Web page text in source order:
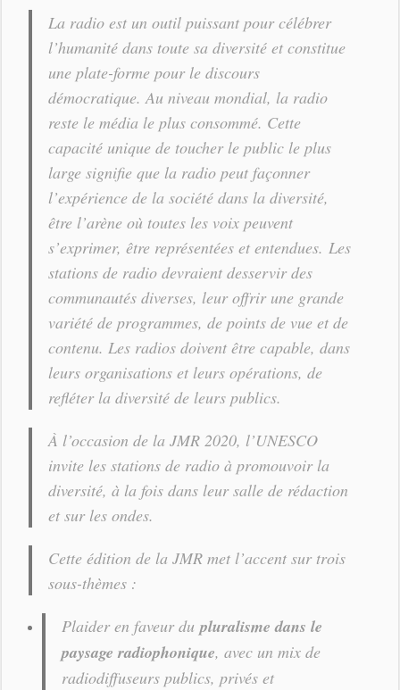
La radio est un outil puissant pour célébrer
l’humanité dans toute sa diversité et constitue
une plate-forme pour le discours
démocratique. Au niveau mondial, la radio
reste le média le plus consommé. Cette
capacité unique de toucher le public le plus
large signifie que la radio peut façonner
l’expérience de la société dans la diversité,
être l’arène où toutes les voix peuvent
s’exprimer, être représentées et entendues. Les
stations de radio devraient desservir des
communautés diverses, leur offrir une grande
variété de programmes, de points de vue et de
contenu. Les radios doivent être capable, dans
leurs organisations et leurs opérations, de
refléter la diversité de leurs publics.
À l’occasion de la JMR 2020, l’UNESCO
invite les stations de radio à promouvoir la
diversité, à la fois dans leur salle de rédaction
et sur les ondes.
Cette édition de la JMR met l’accent sur trois
sous-thèmes :
Plaider en faveur dupluralisme dans le
paysage radiophonique, avec un mix de
radiodiffuseurs publics, privés et